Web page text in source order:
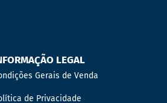
LEGAL
Gerais de Venda
de Privacidade